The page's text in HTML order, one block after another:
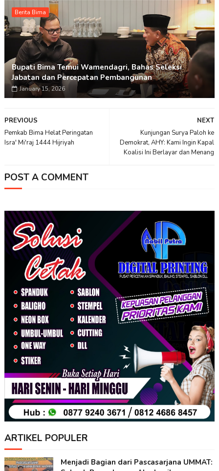
Berita Bima
Bupati Bima Temui Wamendagri, Bahas Seleksi
Jabatan dan Percepatan Pembangunan
January 15, 2026
NEXT
Kunjungan Surya Paloh ke
Demokrat, AHY: Kami Ingin Kapal
Koalisi Ini Berlayar dan Menang
PREVIOUS
Pemkab Bima Helat Peringatan
Isra' Mi'raj 1444 Hijriyah
POST A COMMENT
ARTIKEL POPULER
Menjadi Bagian dari Pascasarjana UMMAT: